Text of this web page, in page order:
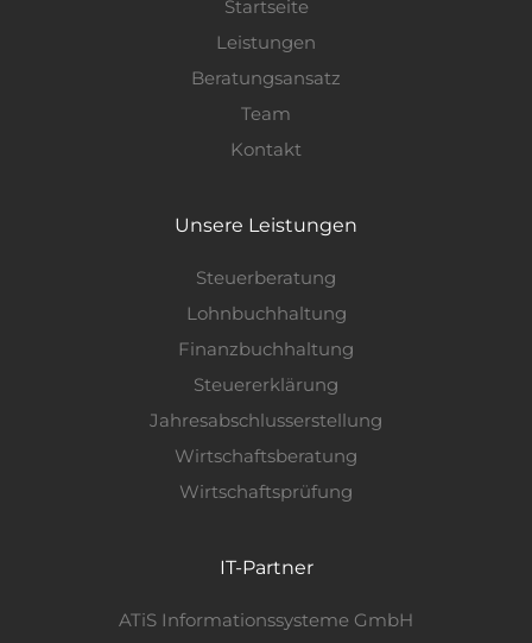
Startseite
Leistungen
Beratungsansatz
Team
Kontakt
Unsere Leistungen
Steuerberatung
Lohnbuchhaltung
Finanzbuchhaltung
Steuererklärung
Jahresabschlusserstellung
Wirtschaftsberatung
Wirtschaftsprüfung
IT-Partner
ATiS Informationssysteme GmbH